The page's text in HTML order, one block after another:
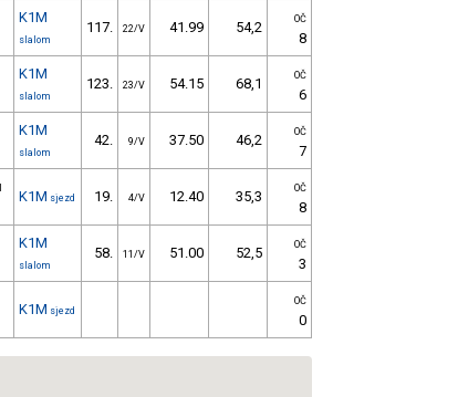
K1M
slalom
117. 22/V 41.99 54,2 OČ
8
K1M
slalom
123. 23/V 54.15 68,1 OČ
6
K1M
slalom
42. 9/V 37.50 46,2 OČ
7
K1M sjezd 19. 4/V 12.40 35,3 OČ
8
K1M
slalom
58. 11/V 51.00 52,5 OČ
3
K1M sjezd
OČ
0